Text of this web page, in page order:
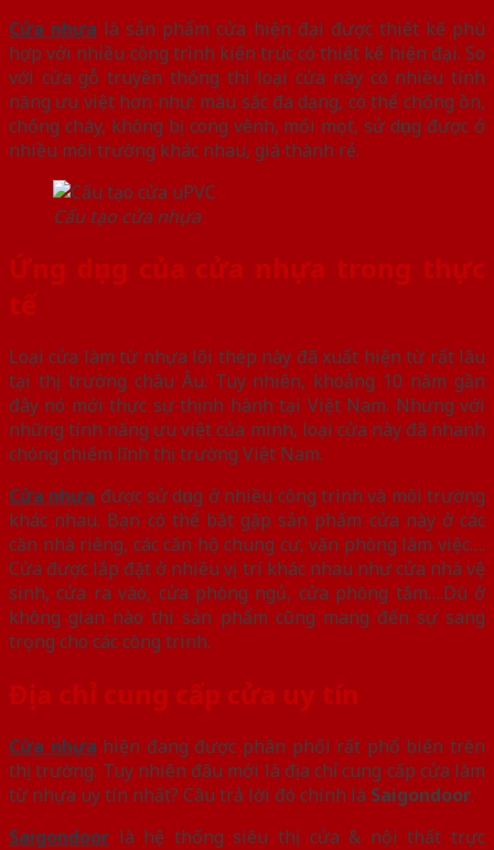
Cửa nhựa là sản phẩm cửa hiện đại được thiết kế phù
hợp với nhiều công trình kiến trúc có thiết kế hiện đại. So
với cửa gỗ truyền thống thì loại cửa này có nhiều tính
năng ưu việt hơn như: màu sắc đa dạng, có thể chống ồn,
chống cháy, không bị cong vênh, mối mọt, sử dụng được ở
nhiều môi trường khác nhau, giá thành rẻ.
Cấu tạo cửa nhựa
Ứng dụng của cửa nhựa trong thực
tế
Loại cửa làm từ nhựa lõi thép này đã xuất hiện từ rất lâu
tại thị trường châu Âu. Tuy nhiên, khoảng 10 năm gần
đây nó mới thực sự thịnh hành tại Việt Nam. Nhưng với
những tính năng ưu việt của mình, loại cửa này đã nhanh
chóng chiếm lĩnh thị trường Việt Nam.
Cửa nhựa được sử dụng ở nhiều công trình và môi trường
khác nhau. Bạn có thể bắt gặp sản phẩm cửa này ở các
căn nhà riêng, các căn hộ chung cư, văn phòng làm việc….
Cửa được lắp đặt ở nhiều vị trí khác nhau như cửa nhà vệ
sinh, cửa ra vào, cửa phòng ngủ, cửa phòng tắm….Dù ở
không gian nào thì sản phẩm cũng mang đến sự sang
trọng cho các công trình.
Địa chỉ cung cấp cửa uy tín
Cửa nhựa hiện đang được phân phối rất phổ biến trên
thị trường. Tuy nhiên đâu mới là địa chỉ cung cấp cửa làm
từ nhựa uy tín nhất? Câu trả lời đó chính là Saigondoor.
Saigondoor là hệ thống siêu thị cửa & nội thất trực